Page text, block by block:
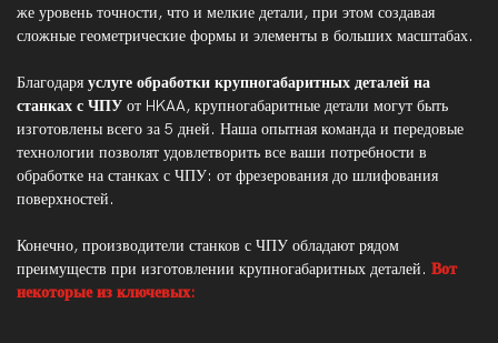
же уровень точности, что и мелкие детали, при этом создавая
сложные геометрические формы и элементы в больших масштабах.
Благодаря услуге обработки крупногабаритных деталей на
станках с ЧПУ от HKAA, крупногабаритные детали могут быть
изготовлены всего за 5 дней. Наша опытная команда и передовые
технологии позволят удовлетворить все ваши потребности в
обработке на станках с ЧПУ: от фрезерования до шлифования
поверхностей.
Конечно, производители станков с ЧПУ обладают рядом
преимуществ при изготовлении крупногабаритных деталей. Вот
некоторые из ключевых: